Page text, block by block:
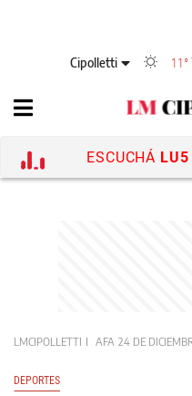
Cipolletti 11°
ESCUCHÁ LU5
LMCIPOLLETTI AFA 24 DE
DEPORTES